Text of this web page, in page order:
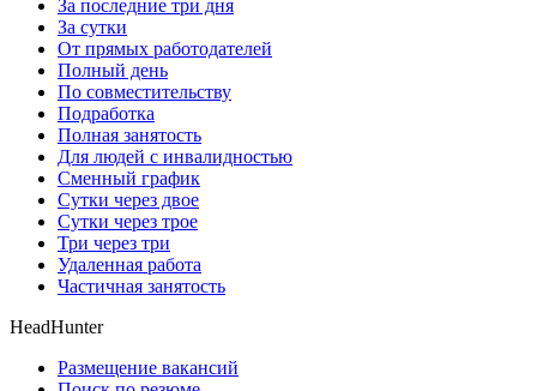
За последние три дня
За сутки
От прямых работодателей
Полный день
По совместительству
Подработка
Полная занятость
Для людей с инвалидностью
Сменный график
Сутки через двое
Сутки через трое
Три через три
Удаленная работа
Частичная занятость
HeadHunter
Размещение вакансий